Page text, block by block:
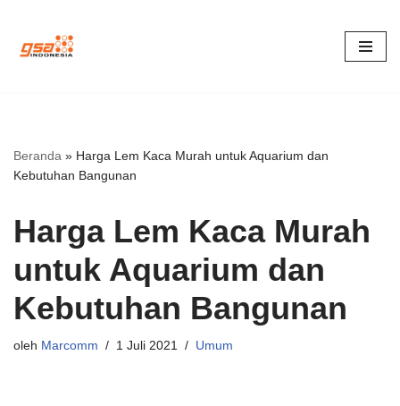
Lompat
Beranda » Harga Lem Kaca Murah untuk Aquarium dan
Kebutuhan Bangunan
Harga Lem Kaca Murah
untuk Aquarium dan
Kebutuhan Bangunan
oleh Marcomm 1 Juli 2021 Umum